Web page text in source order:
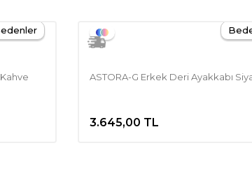
ASTORA-G Erkek Deri Ayakkabı
3.645,00 TL